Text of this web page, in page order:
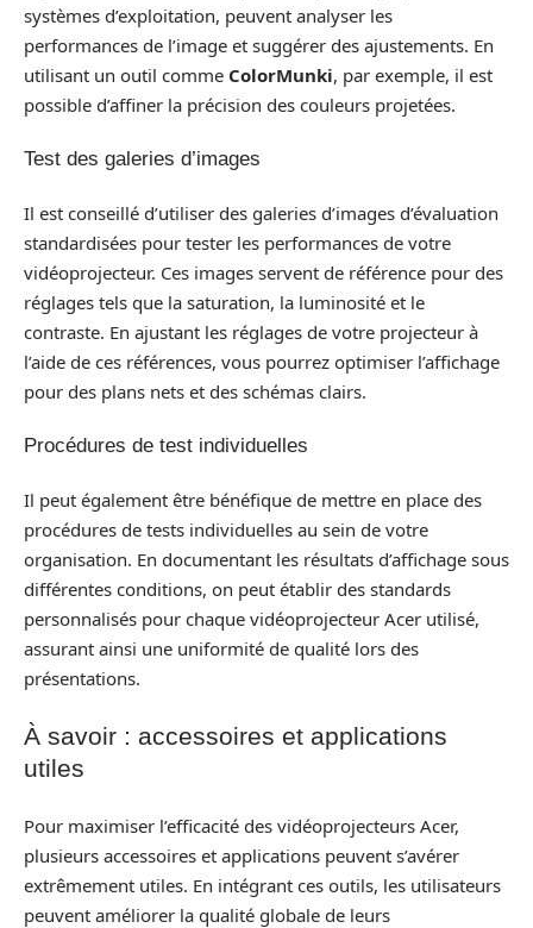
systèmes d’exploitation, peuvent analyser les
performances de l’image et suggérer des ajustements. En
utilisant un outil comme ColorMunki, par exemple, il est
possible d’affiner la précision des couleurs projetées.
Test des galeries d’images
Il est conseillé d’utiliser des galeries d’images d’évaluation
standardisées pour tester les performances de votre
vidéoprojecteur. Ces images servent de référence pour des
réglages tels que la saturation, la luminosité et le
contraste. En ajustant les réglages de votre projecteur à
l’aide de ces références, vous pourrez optimiser l’affichage
pour des plans nets et des schémas clairs.
Procédures de test individuelles
Il peut également être bénéfique de mettre en place des
procédures de tests individuelles au sein de votre
organisation. En documentant les résultats d’affichage sous
différentes conditions, on peut établir des standards
personnalisés pour chaque vidéoprojecteur Acer utilisé,
assurant ainsi une uniformité de qualité lors des
présentations.
À savoir : accessoires et applications
utiles
Pour maximiser l’efficacité des vidéoprojecteurs Acer,
plusieurs accessoires et applications peuvent s’avérer
extrêmement utiles. En intégrant ces outils, les utilisateurs
peuvent améliorer la qualité globale de leurs